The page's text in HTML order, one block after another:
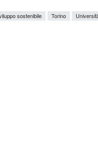
sostenibile Torino